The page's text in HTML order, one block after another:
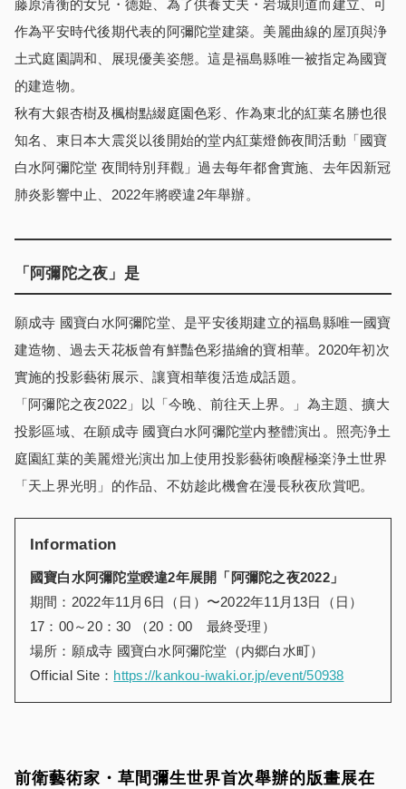
藤原清衡的女兒・德姫、為了供養丈夫・岩城則道而建立、可
作為平安時代後期代表的阿彌陀堂建築。美麗曲線的屋頂與浄
土式庭園調和、展現優美姿態。這是福島縣唯一被指定為國寶
的建造物。
秋有大銀杏樹及楓樹點綴庭園色彩、作為東北的紅葉名勝也很
知名、東日本大震災以後開始的堂内紅葉燈飾夜間活動「國寶
白水阿彌陀堂 夜間特別拜觀」過去每年都會實施、去年因新冠
肺炎影響中止、2022年將睽違2年舉辦。
「阿彌陀之夜」是
願成寺 國寶白水阿彌陀堂、是平安後期建立的福島縣唯一國寶
建造物、過去天花板曾有鮮豔色彩描繪的寶相華。2020年初次
實施的投影藝術展示、讓寶相華復活造成話題。
「阿彌陀之夜2022」以「今晚、前往天上界。」為主題、擴大
投影區域、在願成寺 國寶白水阿彌陀堂内整體演出。照亮浄土
庭園紅葉的美麗燈光演出加上使用投影藝術喚醒極楽浄土世界
「天上界光明」的作品、不妨趁此機會在漫長秋夜欣賞吧。
Information
國寶白水阿彌陀堂睽違2年展開「阿彌陀之夜2022」
期間：2022年11月6日（日）〜2022年11月13日（日）
17：00～20：30 （20：00 最終受理）
場所：願成寺 國寶白水阿彌陀堂（内郷白水町）
Official Site： https://kankou-iwaki.or.jp/event/50938
前衛藝術家・草間彌生世界首次舉辦的版畫展在